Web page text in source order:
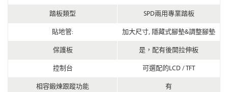
踏板類型 SPD兩用專業踏板
貼地管: 加大尺寸, 隱藏式腳墊&調整腳墊
保護板 是，配有後開拉伸板
控制台 可選配的LCD / TFT
相容鍛煉跟蹤功能 有